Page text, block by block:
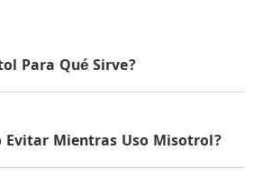
Para Qué Sirve?
Evitar Mientras Uso Misotrol?